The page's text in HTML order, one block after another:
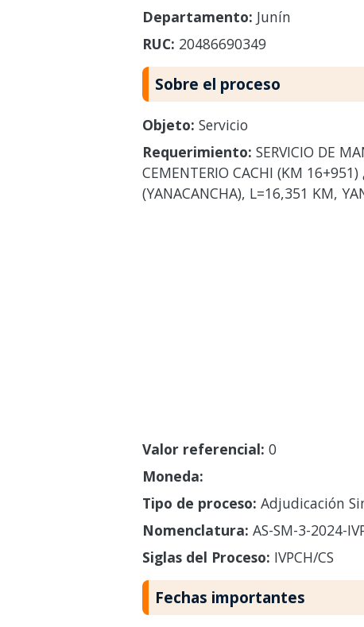
Departamento: Junín
RUC: 20486690349
Sobre el proceso
Objeto: Servicio
Requerimiento: SERVICIO DE
CEMENTERIO CACHI (KM 16+951)
(YANACANCHA), L=16,351 KM,
Valor referencial: 0
Moneda:
Tipo de proceso: Adjudicación
Nomenclatura: AS-SM-3-2024-
Siglas del Proceso: IVPCH/CS
Fechas importantes